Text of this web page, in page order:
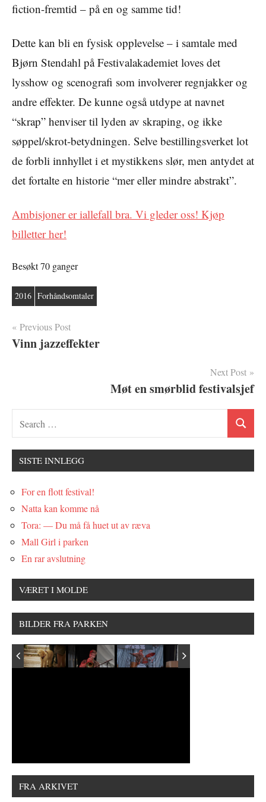
fiction-fremtid – på en og samme tid!
Dette kan bli en fysisk opplevelse – i samtale med
Bjørn Stendahl på Festivalakademiet loves det
lysshow og scenografi som involverer regnjakker og
andre effekter. De kunne også utdype at navnet
“skrap” henviser til lyden av skraping, og ikke
søppel/skrot-betydningen. Selve bestillingsverket lot
de forbli innhyllet i et mystikkens slør, men antydet at
det fortalte en historie “mer eller mindre abstrakt”.
Ambisjoner er iallefall bra. Vi gleder oss! Kjøp
billetter her!
Besøkt 70 ganger
2016 Forhåndsomtaler
Innleggsnavigasjon
Previous Post
Vinn jazzeffekter
Next Post
Møt en smørblid festivalsjef
SISTE INNLEGG
For en flott festival!
Natta kan komme nå
Tora: — Du må få huet ut av ræva
Mall Girl i parken
En rar avslutning
VÆRET I MOLDE
BILDER FRA PARKEN
FRA ARKIVET